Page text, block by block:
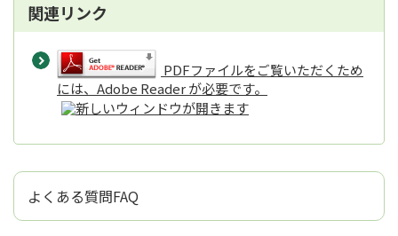
関連リンク
PDFファイルをご覧いただくため
には、Adobe Reader が必要です。
よくある質問FAQ